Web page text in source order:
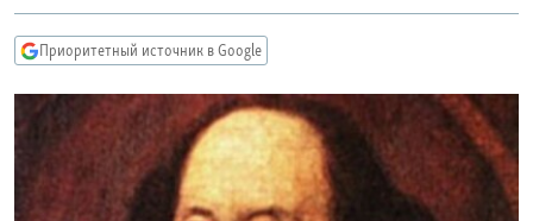
главной
навигации
Вернутся
поиску
КУЛЬТУРА
IDEL.РЕАЛИИ
КАВКАЗ.РЕАЛИИ
СЕВЕР.РЕАЛИИ
СИБИРЬ.РЕАЛИИ
Приоритетный источник в Google